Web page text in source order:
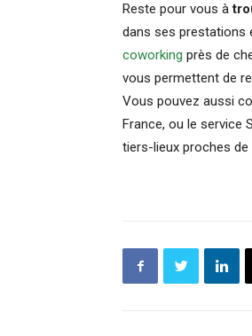
Reste pour vous à
dans ses prestations
coworking près de
vous permettent de
Vous pouvez aussi
France, ou le service
tiers-lieux proches de